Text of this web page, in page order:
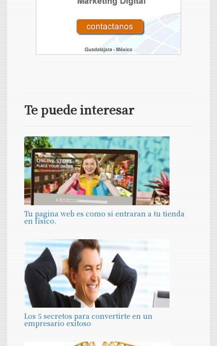
Te puede interesar
Tu pagina web es como si entraran a tu tienda
en físico.
Los 5 secretos para convertirte en un
empresario exitoso